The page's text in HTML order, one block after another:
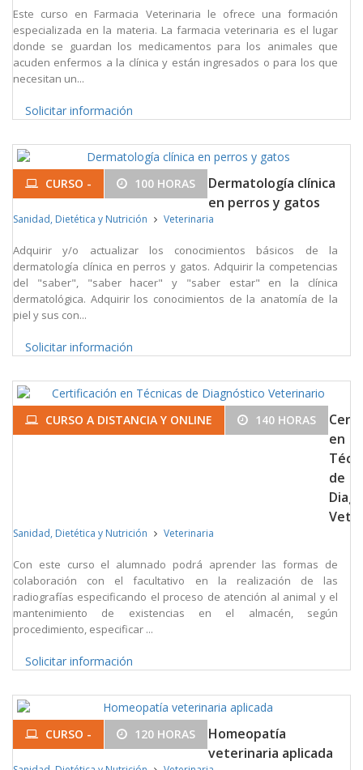
Este curso en Farmacia Veterinaria le ofrece una formación
especializada en la materia. La farmacia veterinaria es el lugar
donde se guardan los medicamentos para los animales que
acuden enfermos a la clínica y están ingresados o para los que
necesitan un...
Solicitar información
CURSO - 100 HORAS
Dermatología clínica
en perros y gatos
Sanidad, Dietética y Nutrición Veterinaria
Adquirir y/o actualizar los conocimientos básicos de la
dermatología clínica en perros y gatos. Adquirir la competencias
del "saber", "saber hacer" y "saber estar" en la clínica
dermatológica. Adquirir los conocimientos de la anatomía de la
piel y sus con...
Solicitar información
CURSO A DISTANCIA Y ONLINE 140 HORAS
en
de
Sanidad, Dietética y Nutrición Veterinaria
Con este curso el alumnado podrá aprender las formas de
colaboración con el facultativo en la realización de las
radiografías especificando el proceso de atención al animal y el
mantenimiento de existencias en el almacén, según
procedimiento, especificar ...
Solicitar información
CURSO - 120 HORAS
Homeopatía
veterinaria aplicada